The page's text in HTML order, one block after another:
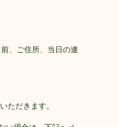
、ご住所、当日の連
ただきます。